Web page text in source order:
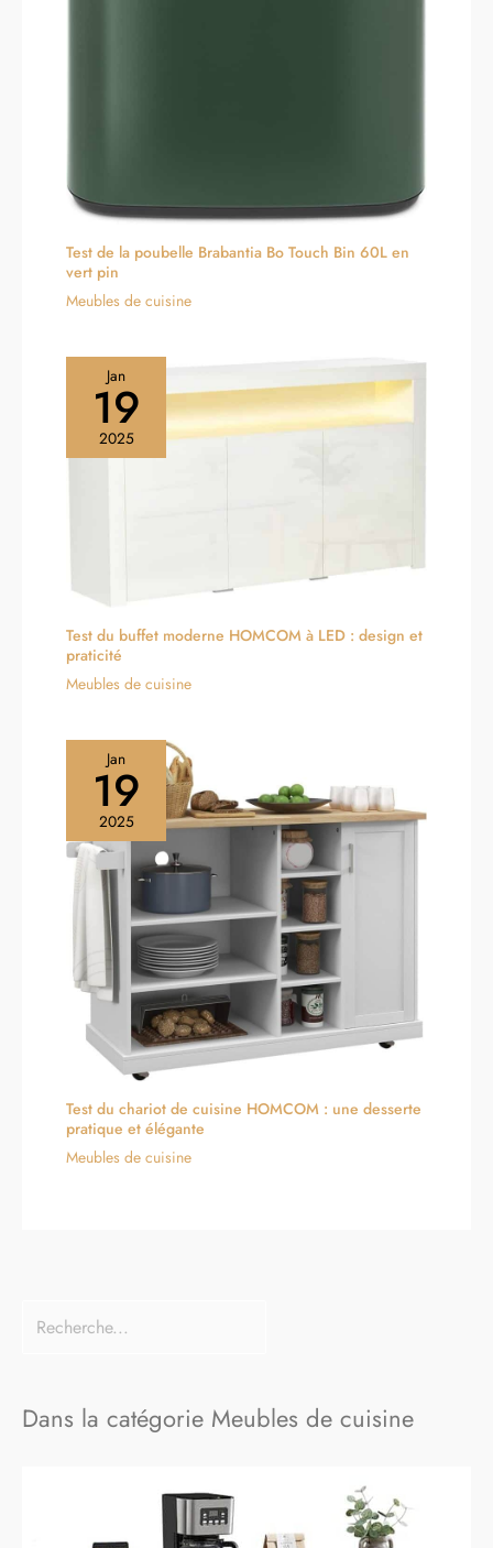
Test de la poubelle Brabantia Bo Touch Bin 60L en
vert pin
Meubles de cuisine
Jan
19
2025
Test du buffet moderne HOMCOM à LED : design et
praticité
Meubles de cuisine
Jan
19
2025
Test du chariot de cuisine HOMCOM : une desserte
pratique et élégante
Meubles de cuisine
Dans la catégorie Meubles de cuisine